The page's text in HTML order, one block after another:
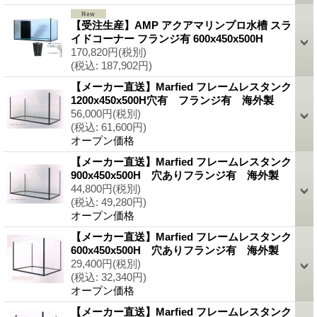
【受注生産】AMP アクアマリンプロ水槽 スラ
イドコーナー フランジ有 600x450x500H
170,820円(税別)
(税込: 187,902円)
【メーカー直送】Marfied フレームレスタンク
1200x450x500H穴有 フランジ有 海外製
56,000円(税別)
(税込: 61,600円)
オープン価格
【メーカー直送】Marfied フレームレスタンク
900x450x500H 穴ありフランジ有 海外製
44,800円(税別)
(税込: 49,280円)
オープン価格
【メーカー直送】Marfied フレームレスタンク
600x450x500H 穴ありフランジ有 海外製
29,400円(税別)
(税込: 32,340円)
オープン価格
【メーカー直送】Marfied フレームレスタンク